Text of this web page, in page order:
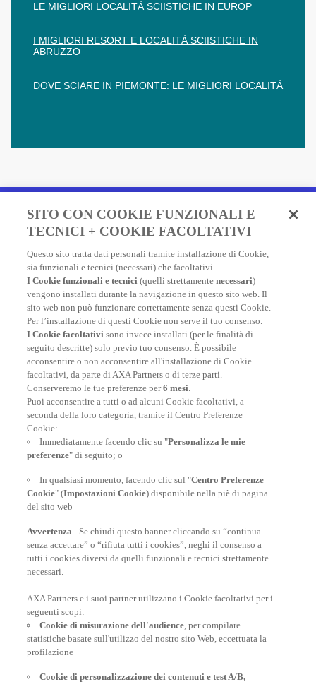
LE MIGLIORI LOCALITÀ SCIISTICHE IN EUROP
I MIGLIORI RESORT E LOCALITÀ SCIISTICHE IN
ABRUZZO
DOVE SCIARE IN PIEMONTE: LE MIGLIORI LOCALITÀ
Fai un preventivo e acquista
in due minuti!
Assicurazione Viaggio AXA: scegli e acquista online la
migliore polizza, economica e completa, per viaggiare
nel mondo.
FAI UN PREVENTIVO
At your side, everyday
POLIZZE VIAGGIO
SITO CON COOKIE FUNZIONALI E
TECNICI + COOKIE FACOLTATIVI
Questo sito tratta dati personali tramite installazione di Cookie,
sia funzionali e tecnici (necessari) che facoltativi.
I Cookie funzionali e tecnici (quelli strettamentenecessari)
vengono installati durante la navigazione in questo sito web. Il
sito web non può funzionare correttamente senza questi Cookie.
Per l’installazione di questi Cookie non serve il tuo consenso.
I Cookie facoltativi sono invece installati (per le finalità di
seguito descritte) solo previo tuo consenso. È possibile
acconsentire o non acconsentire all'installazione di Cookie
facoltativi, da parte di AXA Partners o di terze parti.
Conserveremo le tue preferenze per6 mesi.
Puoi acconsentire a tutti o ad alcuni Cookie facoltativi, a
seconda della loro categoria, tramite il Centro Preferenze
Cookie:
Immediatamente facendo clic su "Personalizza le mie
preferenze" di seguito; o
In qualsiasi momento, facendo clic sul "Centro Preferenze
Cookie" (Impostazioni Cookie) disponibile nella piè di pagina
del sito web
Avvertenza - Se chiudi questo banner cliccando su “continua
senza accettare” o “rifiuta tutti i cookies”, neghi il consenso a
tutti i cookies diversi da quelli funzionali e tecnici strettamente
necessari.
AXA Partners e i suoi partner utilizzano i Cookie facoltativi per i
seguenti scopi:
Cookie di misurazione dell'audience, per compilare
statistiche basate sull'utilizzo del nostro sito Web, eccettuata la
profilazione
Cookie di personalizzazione dei contenuti e test A/B,